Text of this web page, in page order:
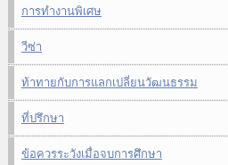
การทำงานพิเศษ
วีซ่า
ท้าทายกับการแลกเปลี่ยนวัฒนธรรม
ที่ปรึกษา
ข้อควรระวังเมื่อจบการศึกษา